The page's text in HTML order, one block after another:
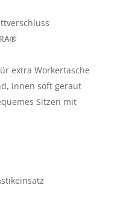
extra Workertasche
innen soft geraut
Sitzen mit